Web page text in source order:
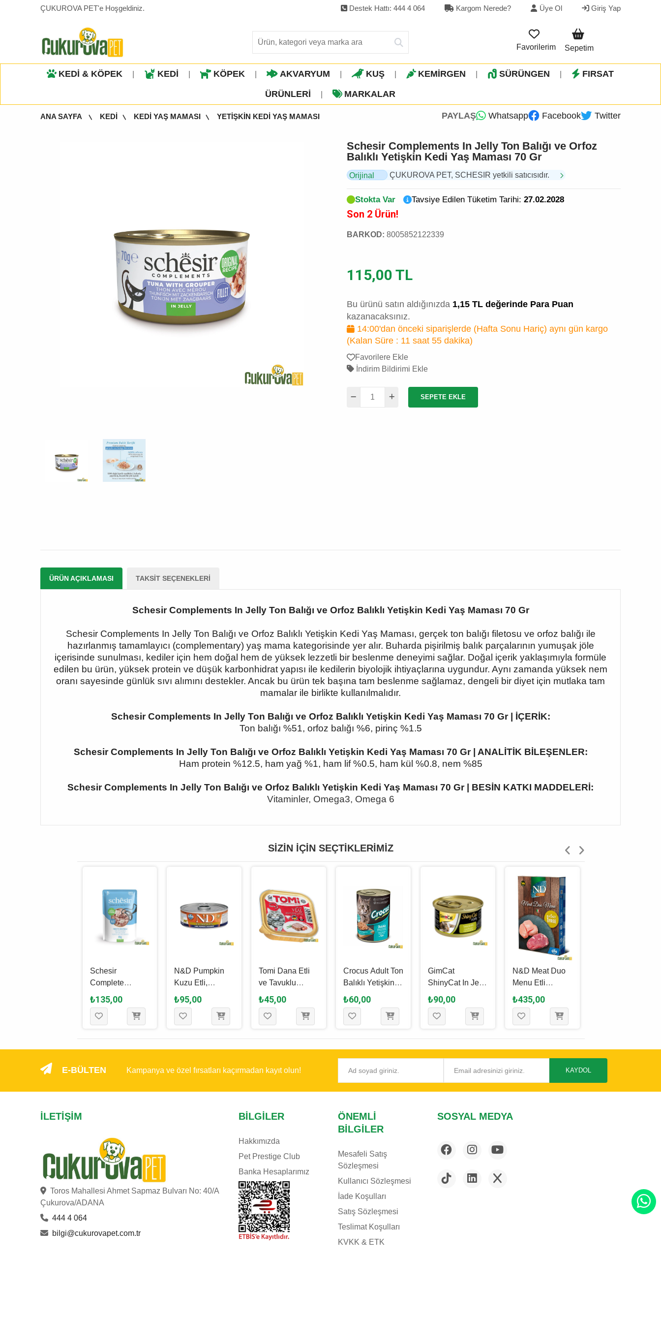
ÇUKUROVA PET'e Hoşgeldiniz. Destek Hattı: 444 4 064 Kargom Nerede? Üye Ol Giriş Yap
Favorilerim Sepetim
KEDİ & KÖPEK KEDİ KÖPEK AKVARYUM KUŞ KEMİRGEN SÜRÜNGEN FIRSAT
ÜRÜNLERI MARKALAR
ANA SAYFA KEDİ KEDİ YAŞ MAMASI YETİŞKİN KEDİ YAŞ MAMASI PAYLAŞ Whatsapp Facebook Twitter
Schesir Complements In Jelly Ton Balığı ve Orfoz
Balıklı Yetişkin Kedi Yaş Maması 70 Gr
Orijinal
ÇUKUROVA PET, SCHESIR yetkili satıcısıdır.
Stokta Var Tavsiye Edilen Tüketim Tarihi: 27.02.2028
Son 2 Ürün!
BARKOD: 8005852122339
115,00 TL
Bu ürünü satın aldığınızda 1,15 TL değerinde Para Puan
kazanacaksınız.
14:00'dan önceki siparişlerde (Hafta Sonu Hariç) aynı gün kargo
(Kalan Süre : 11 saat 55 dakika)
Favorilere Ekle
İndirim Bildirimi Ekle
SEPETE EKLE
ÜRÜN AÇIKLAMASI TAKSIT SEÇENEKLERI
Schesir Complements In Jelly Ton Balığı ve Orfoz Balıklı Yetişkin Kedi Yaş Maması 70 Gr
Schesir Complements In Jelly Ton Balığı ve Orfoz Balıklı Yetişkin Kedi Yaş Maması, gerçek ton balığı filetosu ve orfoz balığı ile
hazırlanmış tamamlayıcı (complementary) yaş mama kategorisinde yer alır. Buharda pişirilmiş balık parçalarının yumuşak jöle
içerisinde sunulması, kediler için hem doğal hem de yüksek lezzetli bir beslenme deneyimi sağlar. Doğal içerik yaklaşımıyla formüle
edilen bu ürün, yüksek protein ve düşük karbonhidrat yapısı ile kedilerin biyolojik ihtiyaçlarına uygundur. Aynı zamanda yüksek nem
oranı sayesinde günlük sıvı alımını destekler. Ancak bu ürün tek başına tam beslenme sağlamaz, dengeli bir diyet için mutlaka tam
mamalar ile birlikte kullanılmalıdır.
Schesir Complements In Jelly Ton Balığı ve Orfoz Balıklı Yetişkin Kedi Yaş Maması 70 Gr | İÇERİK:
Ton balığı %51, orfoz balığı %6, pirinç %1.5
Schesir Complements In Jelly Ton Balığı ve Orfoz Balıklı Yetişkin Kedi Yaş Maması 70 Gr | ANALİTİK BİLEŞENLER:
Ham protein %12.5, ham yağ %1, ham lif %0.5, ham kül %0.8, nem %85
Schesir Complements In Jelly Ton Balığı ve Orfoz Balıklı Yetişkin Kedi Yaş Maması 70 Gr | BESİN KATKI MADDELERİ:
Vitaminler, Omega3, Omega 6
SIZIN İÇIN SEÇTIKLERIMIZ
Schesir
Complete
Nutrition In Jelly
Ton Balıklı ve
Levrekli Yetişkin
Maması 85 Gr
₺135,00
N&D Pumpkin
Kuzu Etli,
Balkabaklı ve
Yaban Mersinli
Yetişki̇n Kedi
Gr
₺95,00
Tomi Dana Etli
ve Tavuklu
Yetişkin Kedi
Yaş Maması 100
Gr
₺45,00
Crocus Adult Ton
Balıklı Yetişkin
Kedi Yaş
Maması 400 Gr
₺60,00
GimCat
ShinyCat In Jelly
Adult Ton Balıklı
ve Çimenli Kedi
Yaş Maması 70
₺90,00
N&D Meat Duo
Menu Etli
Yetişkin Kedi
Yaş Maması 70
Gr - 6 Al 5 Öde
₺435,00
E-BÜLTEN Kampanya ve özel fırsatları kaçırmadan kayıt olun! KAYDOL
İLETIŞIM
Toros Mahallesi Ahmet Sapmaz Bulvarı No: 40/A
Çukurova/ADANA
444 4 064
bilgi@cukurovapet.com.tr
BILGILER
Hakkımızda
Pet Prestige Club
Banka Hesaplarımız
ÖNEMLI
BILGILER
Mesafeli Satış
Sözleşmesi
Kullanıcı Sözleşmesi
İade Koşulları
Satış Sözleşmesi
Teslimat Koşulları
KVKK & ETK
SOSYAL MEDYA